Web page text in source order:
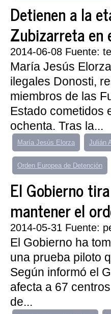
Detienen a la
Zubizarreta en
2014-06-08 Fuente:
María Jesús
ilegales Donosti,
miembros de las
Estado cometidos
ochenta. Tras la...
María Jesús Elorza Julián
Orden Europea de Detención
El Gobierno
mantener el
2014-05-31 Fuente:
El Gobierno ha
una prueba piloto
Según informó el
afecta a 67
de...